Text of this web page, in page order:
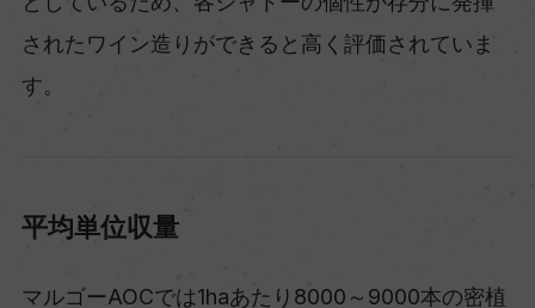
されたワイン造りができると高く評価されていま
す。
平均単位収量
マルゴーAOCでは1haあたり8000～9000本の密植